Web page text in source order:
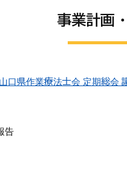
事業計画
口県作業療法士会 定期総会
告